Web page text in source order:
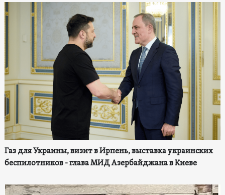
Газ для Украины, визит в Ирпень, выставка украинских
беспилотников - глава МИД Азербайджана в Киеве